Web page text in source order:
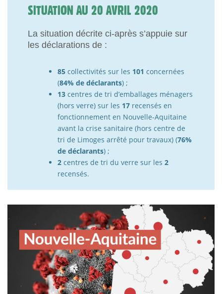
SITUATION AU 20 AVRIL 2020
La situation décrite ci-après s’appuie sur
les déclarations de :
85 collectivités sur les 101 concernées
(84% de déclarants) ;
13 centres de tri d’emballages ménagers
(hors verre) sur les 17 recensés en
fonctionnement en Nouvelle-Aquitaine
avant la crise sanitaire (hors centre de
tri de Limoges arrêté pour travaux) (76%
de déclarants) ;
2 centres de tri du verre sur les 2
recensés.